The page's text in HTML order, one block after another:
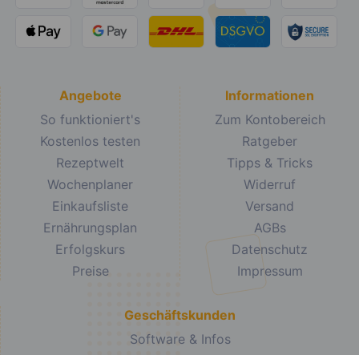
Angebote
So funktioniert's
Kostenlos testen
Rezeptwelt
Wochenplaner
Einkaufsliste
Ernährungsplan
Erfolgskurs
Preise
Informationen
Zum Kontobereich
Ratgeber
Tipps & Tricks
Widerruf
Versand
AGBs
Datenschutz
Impressum
Geschäftskunden
Software & Infos